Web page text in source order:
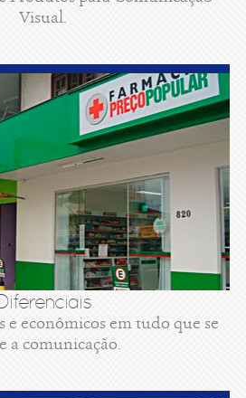
Visual.
e econômicos em tudo que se
a comunicação.